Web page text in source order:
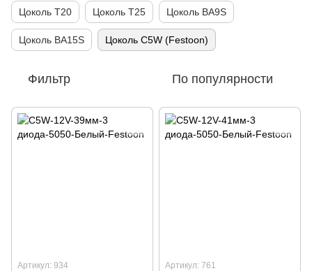
Цоколь Т20 Цоколь Т25 Цоколь BA9S
Цоколь BA15S Цоколь C5W (Festoon)
Фильтр По популярности
Артикул: 934 Артикул: 761